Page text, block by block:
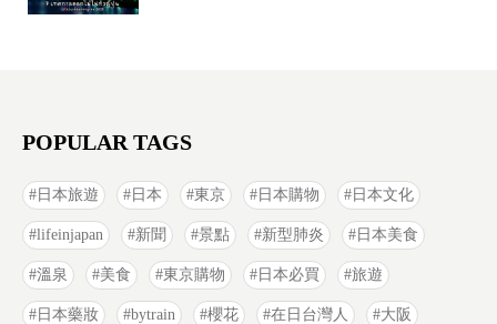
POPULAR TAGS
日本旅遊 日本 東京 日本購物 日本文化
lifeinjapan 新聞 景點 新型肺炎 日本美食
溫泉 美食 東京購物 日本必買 旅遊
日本藥妝 bytrain 櫻花 在日台灣人 大阪